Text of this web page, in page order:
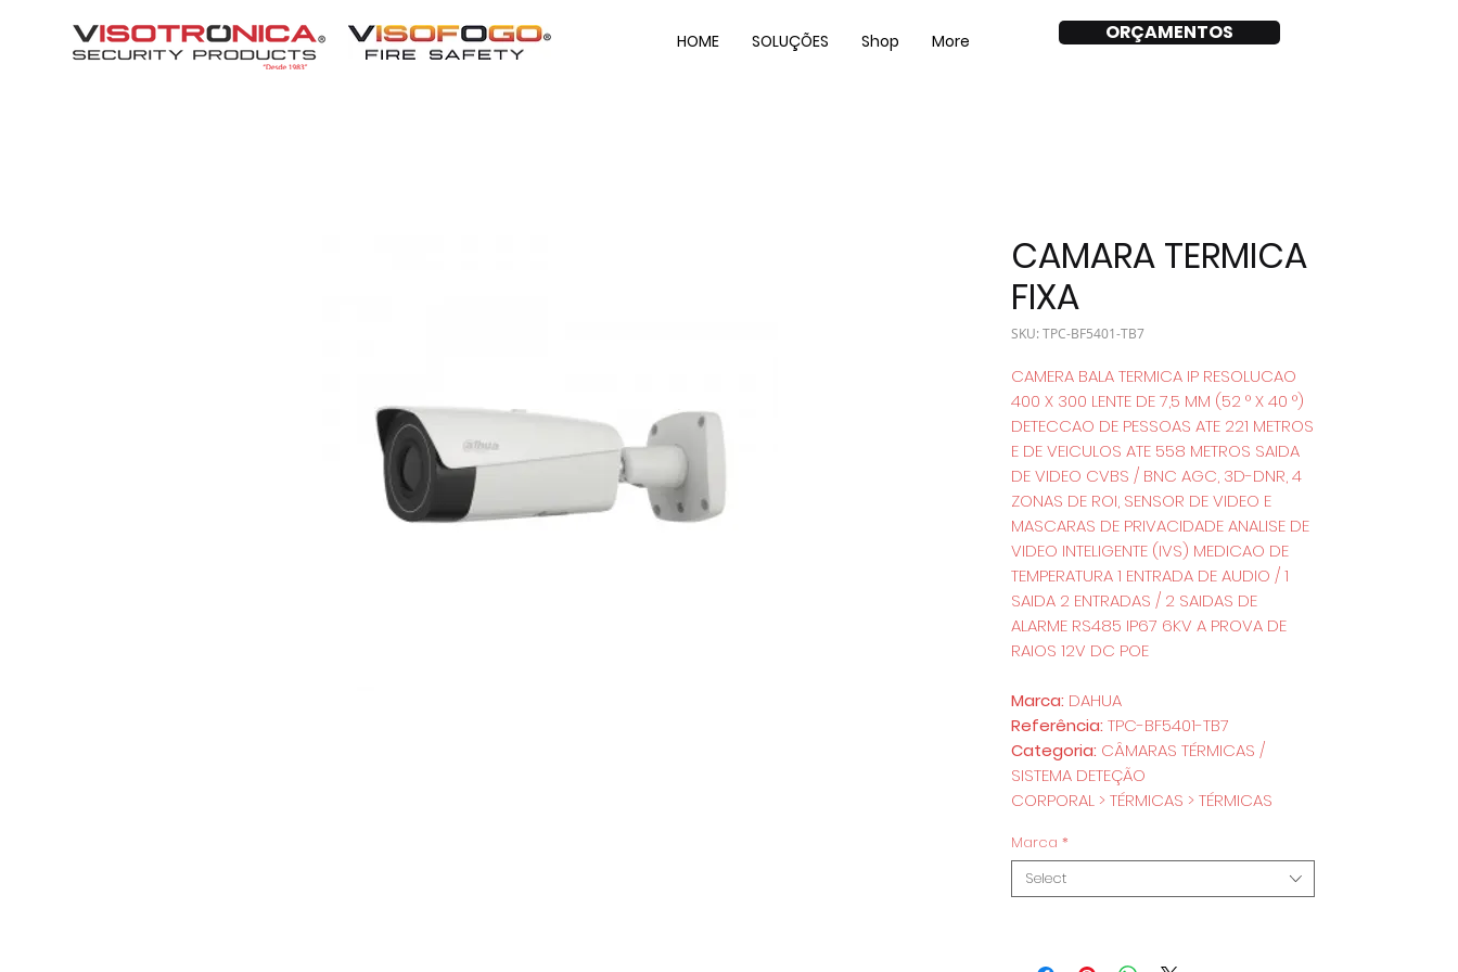
HOME SOLUÇÕES Shop More ORÇAMENTOS
CAMARA TERMICA
FIXA
SKU: TPC-BF5401-TB7
CAMERA BALA TERMICA IP RESOLUCAO
400 X 300 LENTE DE 7,5 MM (52 ​​° X 40 °)
DETECCAO DE PESSOAS ATE 221 METROS
E DE VEICULOS ATE 558 METROS SAIDA
DE VIDEO CVBS / BNC AGC, 3D-DNR, 4
ZONAS DE ROI, SENSOR DE VIDEO E
MASCARAS DE PRIVACIDADE ANALISE DE
VIDEO INTELIGENTE (IVS) MEDICAO DE
TEMPERATURA 1 ENTRADA DE AUDIO / 1
SAIDA 2 ENTRADAS / 2 SAIDAS DE
ALARME RS485 IP67 6KV A PROVA DE
RAIOS 12V DC POE
Marca: DAHUA
Referência: TPC-BF5401-TB7
Categoria: CÂMARAS TÉRMICAS /
SISTEMA DETEÇÃO
CORPORAL > TÉRMICAS > TÉRMICAS
Marca *
Select